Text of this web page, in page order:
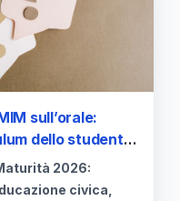
sull’orale:
dello studente,
scritte2026:
civica,